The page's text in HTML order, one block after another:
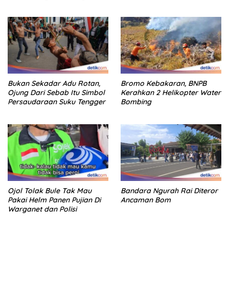
Bukan Sekadar Adu Rotan,
Ojung Dari Sebab Itu Simbol
Persaudaraan Suku Tengger
Bromo Kebakaran, BNPB
Kerahkan 2 Helikopter Water
Bombing
Ojol Tolak Bule Tak Mau
Pakai Helm Panen Pujian Di
Warganet dan Polisi
Bandara Ngurah Rai Diteror
Ancaman Bom